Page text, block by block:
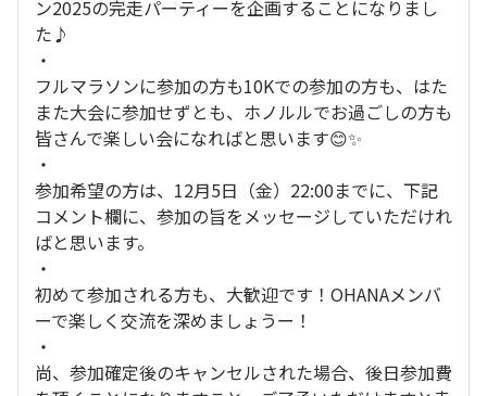
ン2025の完走パーティーを企画することになりまし
た♪
・
フルマラソンに参加の方も10Kでの参加の方も、はた
また大会に参加せずとも、ホノルルでお過ごしの方も
皆さんで楽しい会になればと思います😊✨
・
参加希望の方は、12月5日（金）22:00までに、下記
コメント欄に、参加の旨をメッセージしていただけれ
ばと思います。
・
初めて参加される方も、大歓迎です！OHANAメンバ
ーで楽しく交流を深めましょうー！
・
尚、参加確定後のキャンセルされた場合、後日参加費